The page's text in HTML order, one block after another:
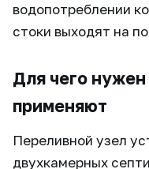
водопотреблении
стоки выходят на
Для чего нужен
применяют
Переливной узел
двухкамерных